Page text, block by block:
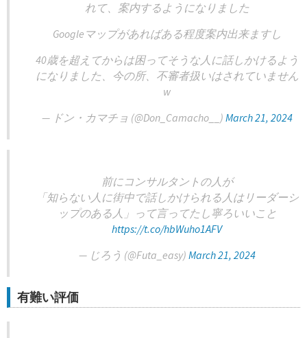
れて、案内するようになりました
Googleマップがあればある程度案内出来ますし
40歳を超えてからは困ってそうな人に話しかけるよう
になりました、今の所、不審者扱いはされていません
w
— ドン・カマチョ (@Don_Camacho__) March 21, 2024
前にコンサルタントの人が
「知らない人に街中で話しかけられる人はリーダーシ
ップのある人」って言ってたし寧ろいいこと
https://t.co/hbWuho1AFV
— じろう (@Futa_easy) March 21, 2024
有難い評価